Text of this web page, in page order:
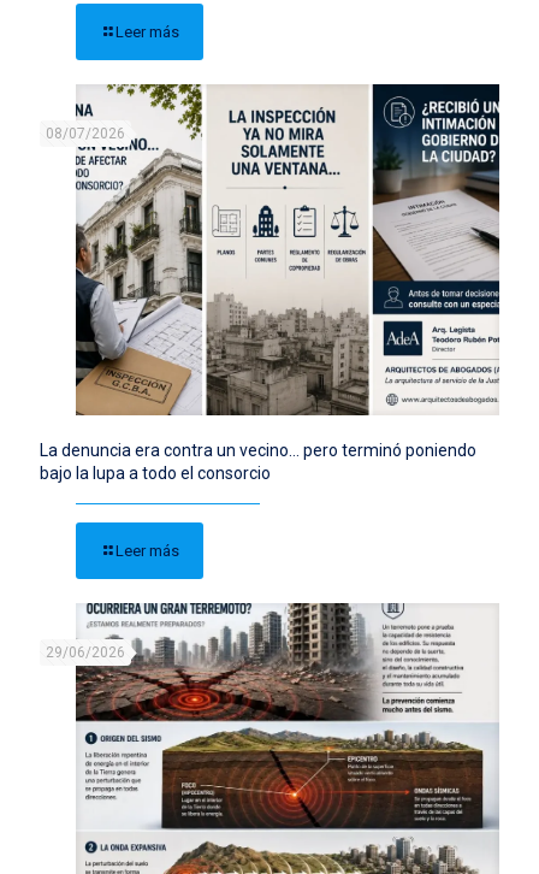
Leer más
08/07/2026
La denuncia era contra un vecino… pero terminó poniendo
bajo la lupa a todo el consorcio
Leer más
29/06/2026